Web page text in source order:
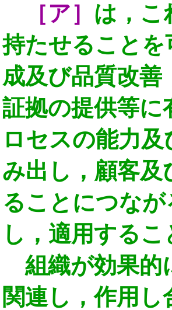
［ア］ は，こ
持たせることを
成及び品質改善
証拠の提供等
ロセスの能力
み出し，顧客及
ることにつなが
し，適用する
組織が効果的
関連し，作用